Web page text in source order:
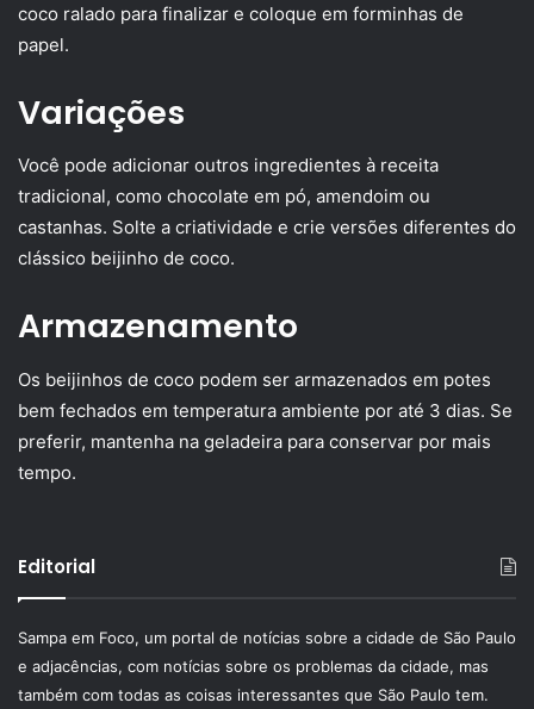
coco ralado para finalizar e coloque em forminhas de
papel.
Variações
Você pode adicionar outros ingredientes à receita
tradicional, como chocolate em pó, amendoim ou
castanhas. Solte a criatividade e crie versões diferentes do
clássico beijinho de coco.
Armazenamento
Os beijinhos de coco podem ser armazenados em potes
bem fechados em temperatura ambiente por até 3 dias. Se
preferir, mantenha na geladeira para conservar por mais
tempo.
Editorial
Sampa em Foco, um portal de notícias sobre a cidade de São Paulo
e adjacências, com notícias sobre os problemas da cidade, mas
também com todas as coisas interessantes que São Paulo tem.